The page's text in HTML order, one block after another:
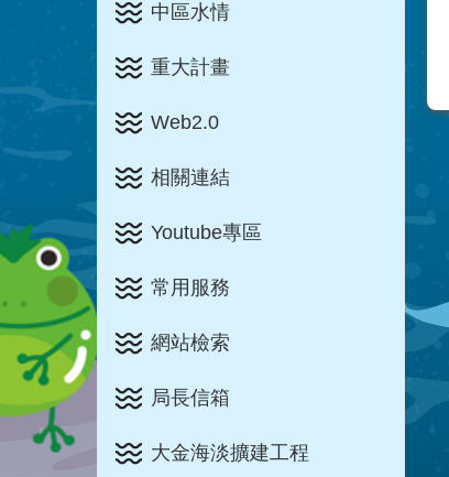
中區水情
重大計畫
Web2.0
相關連結
Youtube專區
常用服務
網站檢索
局長信箱
大金海淡擴建工程